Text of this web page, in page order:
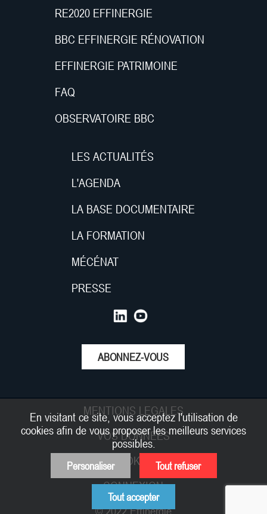
RE2020 EFFINERGIE
BBC EFFINERGIE RÉNOVATION
EFFINERGIE PATRIMOINE
FAQ
OBSERVATOIRE BBC
LES ACTUALITÉS
L'AGENDA
LA BASE DOCUMENTAIRE
LA FORMATION
MÉCÉNAT
PRESSE
ABONNEZ-VOUS
MENTIONS LEGALES
VOS DONNEES
COOKIES
CONNEXION
En visitant ce site, vous acceptez l'utilisation de
cookies afin de vous proposer les meilleurs services
possibles.
Personaliser Tout refuser
Tout accepter